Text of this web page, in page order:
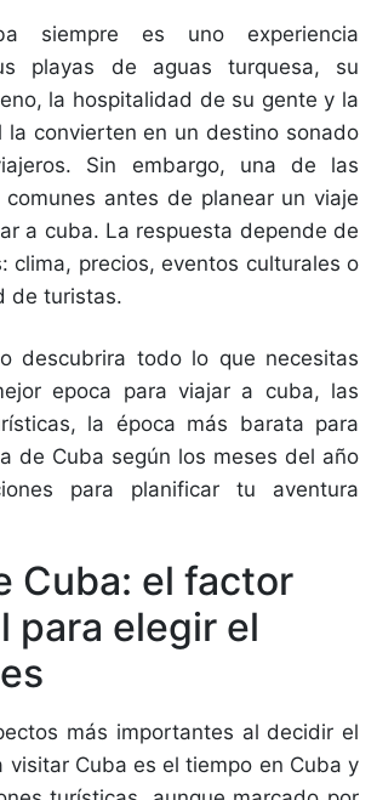
siempre es uno experiencia
playas de aguas turquesa, su
la hospitalidad de su gente y la
la convierten en un destino sonado
Sin embargo, una de las
comunes antes de planear un viaje
a cuba. La respuesta depende de
clima, precios, eventos culturales o
de turistas.
descubrira todo lo que necesitas
epoca para viajar a cuba, las
la época más barata para
de Cuba según los meses del año
para planificar tu aventura
Cuba: el factor
para elegir el
más importantes al decidir el
visitar Cuba es el tiempo en Cuba y